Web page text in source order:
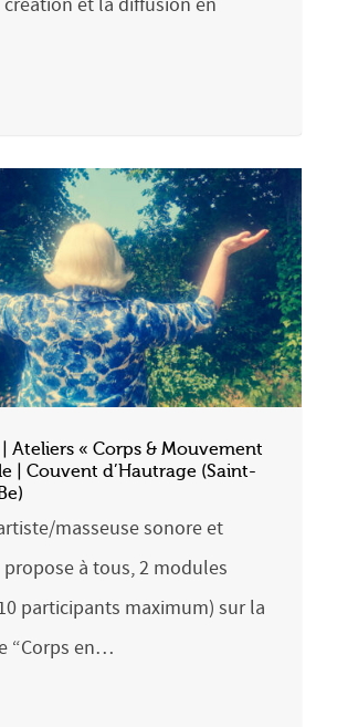
et la diffusion en
| Ateliers « Corps & Mouvement
| Couvent d’Hautrage (Saint-
masseuse sonore et
à tous, 2 modules
participants maximum) sur la
“Corps en…